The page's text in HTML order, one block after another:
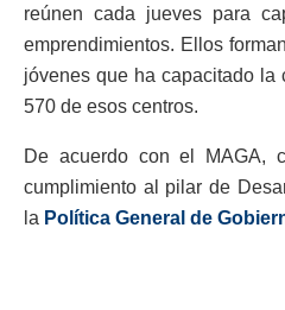
reúnen cada jueves para
emprendimientos. Ellos
jóvenes que ha capacitado la
570 de esos centros.
De acuerdo con el MAGA,
cumplimiento al pilar de
la Política General de